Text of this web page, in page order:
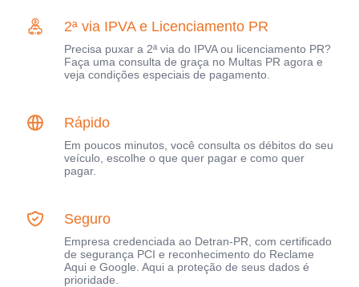
2ª via IPVA e Licenciamento PR
Precisa puxar a 2ª via do IPVA ou licenciamento PR?
Faça uma consulta de graça no Multas PR agora e
veja condições especiais de pagamento.
Rápido
Em poucos minutos, você consulta os débitos do seu
veículo, escolhe o que quer pagar e como quer
pagar.
Seguro
Empresa credenciada ao Detran-PR, com certificado
de segurança PCI e reconhecimento do Reclame
Aqui e Google. Aqui a proteção de seus dados é
prioridade.